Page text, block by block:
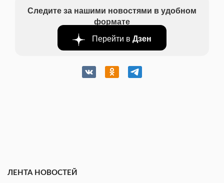
Следите за нашими новостями в удобном
формате
Перейти в Дзен
ЛЕНТА НОВОСТЕЙ